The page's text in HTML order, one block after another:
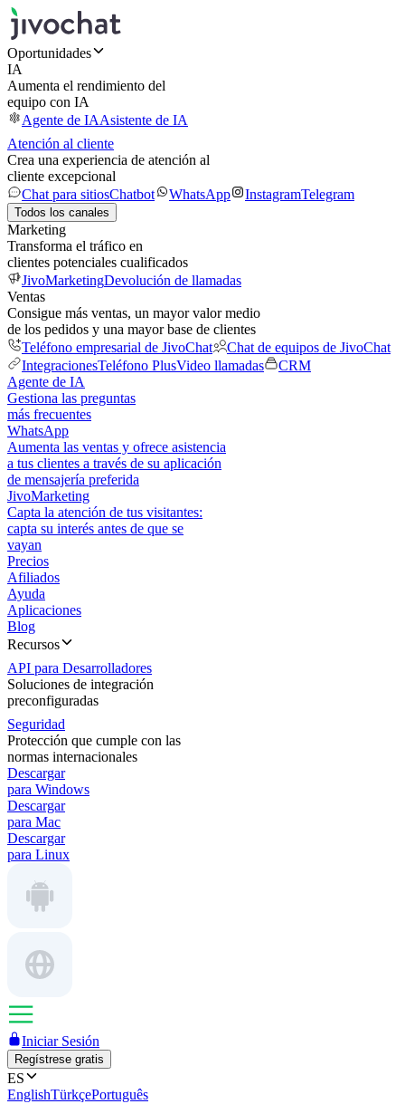
Oportunidades
IA
Aumenta el rendimiento del
equipo con IA
Agente de IAAsistente de IA
Atención al cliente
Crea una experiencia de atención al
cliente excepcional
Chat para sitiosChatbot WhatsApp InstagramTelegram
Todos los canales
Marketing
Transforma el tráfico en
clientes potenciales cualificados
JivoMarketingDevolución de llamadas
Ventas
Consigue más ventas, un mayor valor medio
de los pedidos y una mayor base de clientes
Teléfono empresarial de JivoChat
Chat de equipos de JivoChat
IntegracionesTeléfono PlusVideo llamadas
CRM
Agente de IA
Gestiona las preguntas
más frecuentes
WhatsApp
Aumenta las ventas y ofrece asistencia
a tus clientes a través de su aplicación
de mensajería preferida
JivoMarketing
Capta la atención de tus visitantes:
capta su interés antes de que se
vayan
Precios
Afiliados
Ayuda
Aplicaciones
Blog
Recursos
API para Desarrolladores
Soluciones de integración
preconfiguradas
Seguridad
Protección que cumple con las
normas internacionales
Descargar
para Windows
Descargar
para Mac
Descargar
para Linux
Iniciar Sesión
Regístrese gratis
ES
EnglishTürkçePortuguês